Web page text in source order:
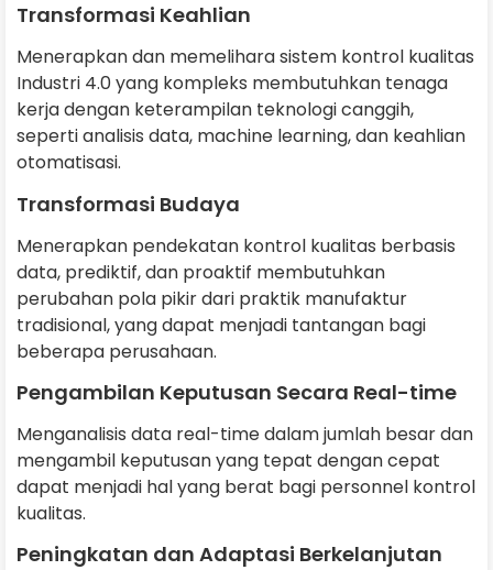
Transformasi Keahlian
Menerapkan dan memelihara sistem kontrol kualitas
Industri 4.0 yang kompleks membutuhkan tenaga
kerja dengan keterampilan teknologi canggih,
seperti analisis data, machine learning, dan keahlian
otomatisasi.
Transformasi Budaya
Menerapkan pendekatan kontrol kualitas berbasis
data, prediktif, dan proaktif membutuhkan
perubahan pola pikir dari praktik manufaktur
tradisional, yang dapat menjadi tantangan bagi
beberapa perusahaan.
Pengambilan Keputusan Secara Real-time
Menganalisis data real-time dalam jumlah besar dan
mengambil keputusan yang tepat dengan cepat
dapat menjadi hal yang berat bagi personnel kontrol
kualitas.
Peningkatan dan Adaptasi Berkelanjutan